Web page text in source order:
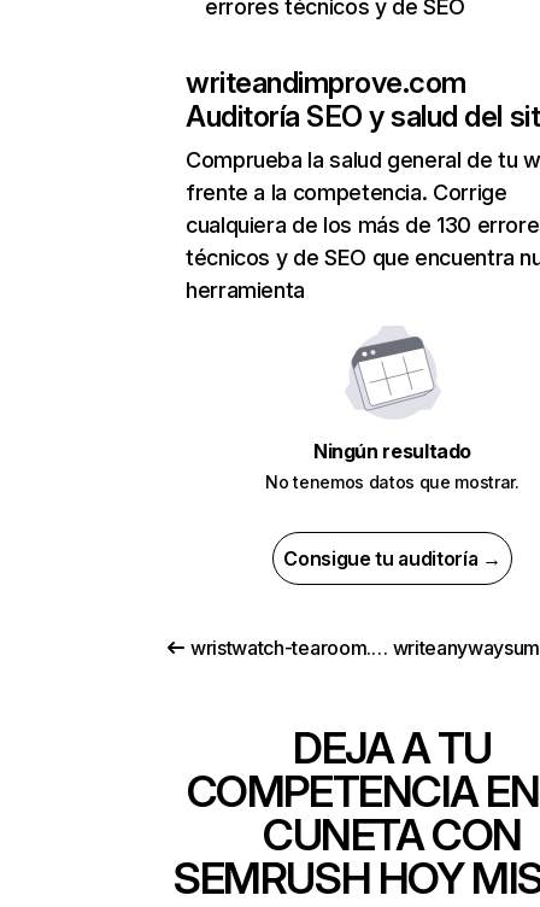
errores técnicos y de SEO
writeandimprove.com
Auditoría SEO y salud del
Comprueba la salud general de tu
frente a la competencia. Corrige
cualquiera de los más de 130
técnicos y de SEO que encuentra
herramienta
Ningún resultado
No tenemos datos que mostrar.
Consigue tu auditoría →
wristwatch-tearoom.com
DEJA A TU
COMPETENCIA
CUNETA CON
SEMRUSH HOY